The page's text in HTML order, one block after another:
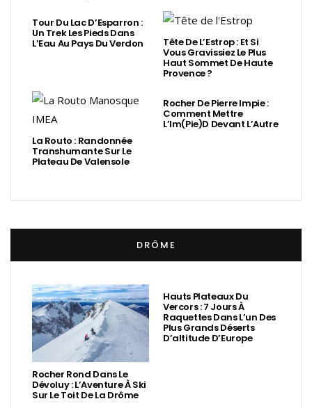
Tour Du Lac D’Esparron :
Un Trek Les Pieds Dans
L’Eau Au Pays Du Verdon Tête De L’Estrop : Et Si
Vous Gravissiez Le Plus
Haut Sommet De Haute
Provence ?
La Routo : Randonnée
Transhumante Sur Le
Plateau De Valensole
Rocher De Pierre Impie :
Comment Mettre
L’Im(Pie)d Devant L’Autre
DRÔME
Rocher Rond Dans Le
Dévoluy : L’Aventure À Ski
Sur Le Toit De La Drôme
Hauts Plateaux Du
Vercors : 7 Jours À
Raquettes Dans L’un Des
Plus Grands Déserts
D’altitude D’Europe